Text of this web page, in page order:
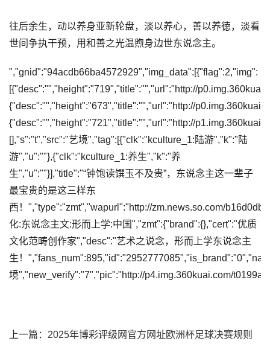
往后余生，动以养身亚新轮盘，淡以养心，善以养徳，淡看
世间争执干预，用和善之光温煦身边世东说念主。
","gnid":"94acdb66ba4572929","img_data":[{"flag":2,"img":
[{"desc":"","height":"719","title":"","url":"http://
{"desc":"","height":"673","title":"","url":"http://
{"desc":"","height":"721","title":"","url":"http://
[],"s":"t","src":"艺境","tag":[{"clk":"kculture_1:陆游","k":"陆
游","u":""},{"clk":"kculture_1:养生","k":"养
生","u":""}],"title":"“钟饱读馔玉不及贵”，东说念主这一辈子
最宝贵的是这三样东
西！","type":"zmt","wapurl":"http://zm.news.so.com/
化:东说念主文:形而上学:中国","zmt":{"brand":{},"cert":"优质
文化范畴创作家","desc":"艺术之说念，形而上学东说念主
生！
境","new_verify":"7","pic":"http://p4.img.360kuai.com/
上一篇： 2025年博彩评级网官方网址欧洲杯足球决赛规则